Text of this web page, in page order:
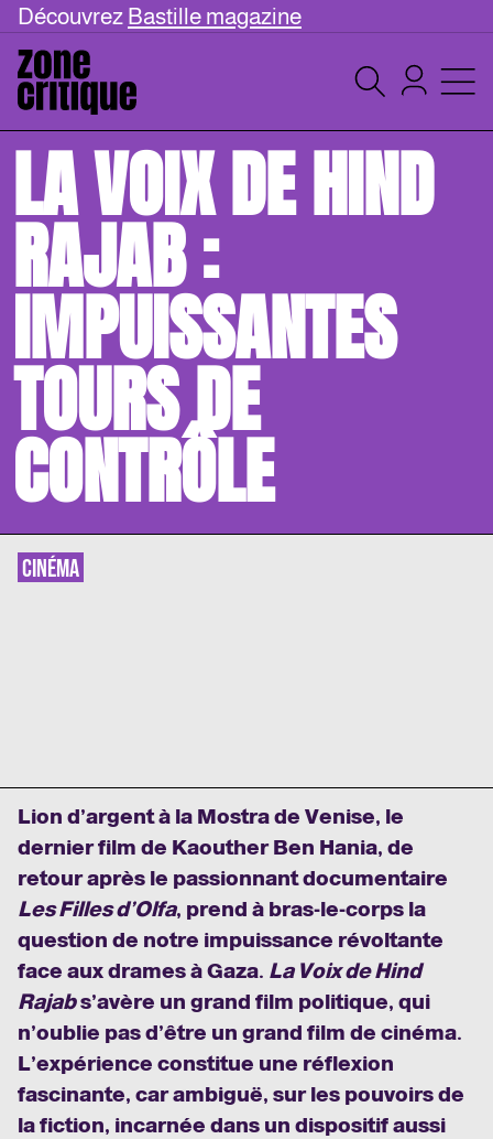
Découvrez Bastille magazine
LA VOIX DE HIND
RAJAB :
IMPUISSANTES
TOURS DE
CONTRÔLE
CINÉMA
Lion d’argent à la Mostra de Venise, le
dernier film de Kaouther Ben Hania, de
retour après le passionnant documentaire
Les Filles d’Olfa, prend à bras-le-corps la
question de notre impuissance révoltante
face aux drames à Gaza. La Voix de Hind
Rajabs’avère un grand film politique, qui
n’oublie pas d’être un grand film de cinéma.
L’expérience constitue une réflexion
fascinante, car ambiguë, sur les pouvoirs de
la fiction, incarnée dans un dispositif aussi